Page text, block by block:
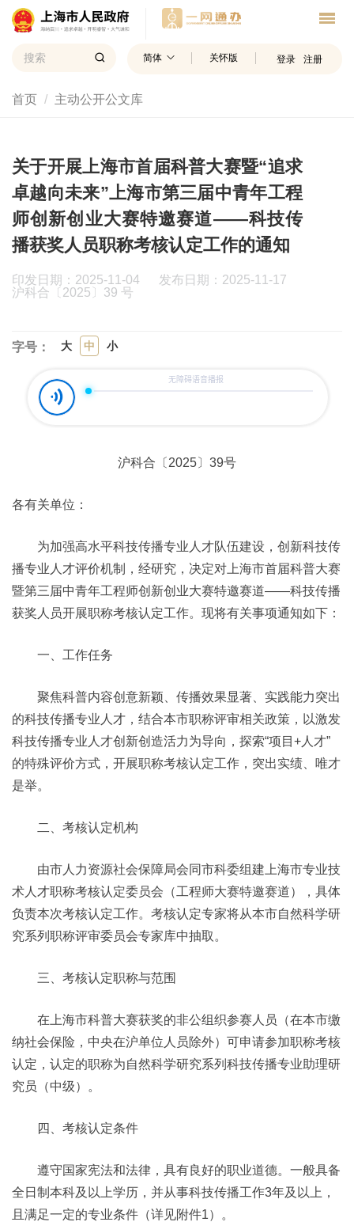
简体 关怀版 登录 注册
首页 主动公开公文库
关于开展上海市首届科普大赛暨“追求
卓越向未来”上海市第三届中青年工程
师创新创业大赛特邀赛道——科技传
播获奖人员职称考核认定工作的通知
印发日期：2025-11-04 发布日期：2025-11-17
沪科合〔2025〕39 号
字号： 大 中 小
沪科合〔2025〕39号
各有关单位：
为加强高水平科技传播专业人才队伍建设，创新科技传
播专业人才评价机制，经研究，决定对上海市首届科普大赛
暨第三届中青年工程师创新创业大赛特邀赛道——科技传播
获奖人员开展职称考核认定工作。现将有关事项通知如下：
一、工作任务
聚焦科普内容创意新颖、传播效果显著、实践能力突出
的科技传播专业人才，结合本市职称评审相关政策，以激发
科技传播专业人才创新创造活力为导向，探索“项目+人才”
的特殊评价方式，开展职称考核认定工作，突出实绩、唯才
是举。
二、考核认定机构
由市人力资源社会保障局会同市科委组建上海市专业技
术人才职称考核认定委员会（工程师大赛特邀赛道），具体
负责本次考核认定工作。考核认定专家将从本市自然科学研
究系列职称评审委员会专家库中抽取。
三、考核认定职称与范围
在上海市科普大赛获奖的非公组织参赛人员（在本市缴
纳社会保险，中央在沪单位人员除外）可申请参加职称考核
认定，认定的职称为自然科学研究系列科技传播专业助理研
究员（中级）。
四、考核认定条件
遵守国家宪法和法律，具有良好的职业道德。一般具备
全日制本科及以上学历，并从事科技传播工作3年及以上，
且满足一定的专业条件（详见附件1）。